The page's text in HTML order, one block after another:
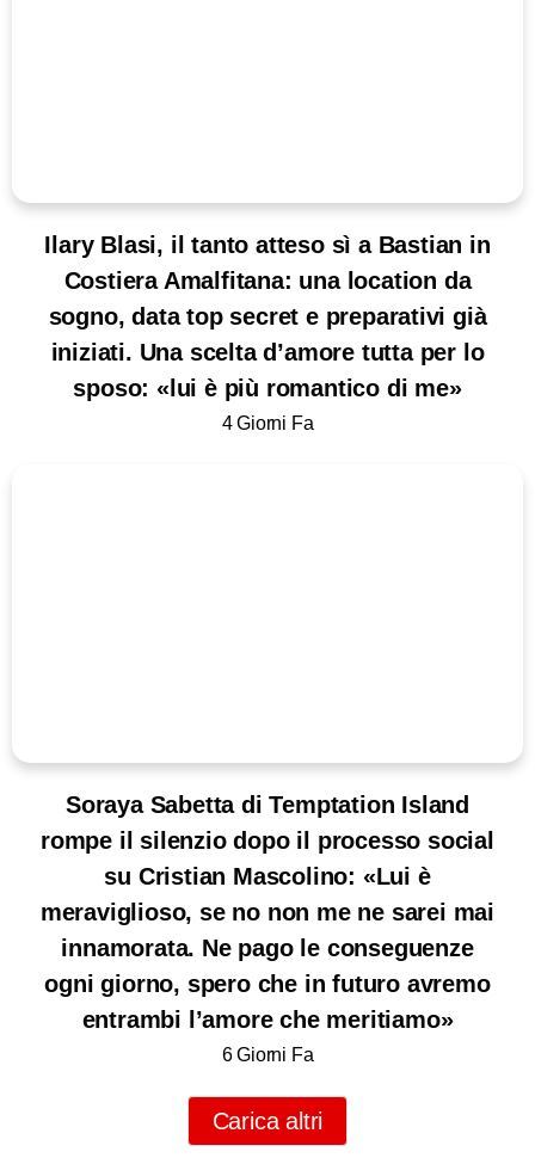
Ilary Blasi, il tanto atteso sì a Bastian in
Costiera Amalfitana: una location da
sogno, data top secret e preparativi già
iniziati. Una scelta d’amore tutta per lo
sposo: «lui è più romantico di me»
4 Giorni Fa
Soraya Sabetta di Temptation Island
rompe il silenzio dopo il processo social
su Cristian Mascolino: «Lui è
meraviglioso, se no non me ne sarei mai
innamorata. Ne pago le conseguenze
ogni giorno, spero che in futuro avremo
entrambi l’amore che meritiamo»
6 Giorni Fa
Carica altri